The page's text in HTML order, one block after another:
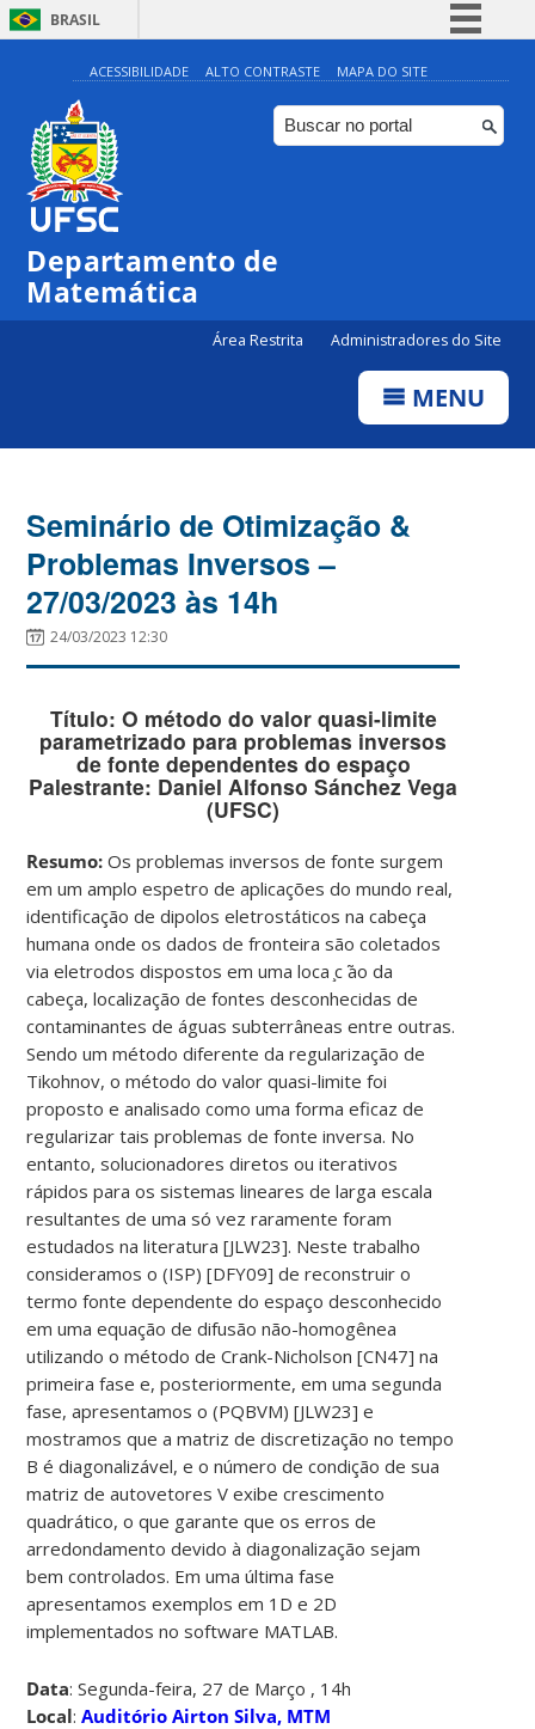
BRASIL
Simplifique!
Comunica BR
Participe
ACESSIBILIDADE ALTO CONTRASTE MAPA DO SITE
Departamento de
Matemática
Área Restrita Administradores do Site
MENU
Seminário de Otimização &
Problemas Inversos –
27/03/2023 às 14h
24/03/2023 12:30
Título: O método do valor quasi-limite
parametrizado para problemas inversos
de fonte dependentes do espaço
Palestrante: Daniel Alfonso Sánchez Vega
(UFSC)
Resumo:Os problemas inversos de fonte surgem
em um amplo espetro de aplicações do mundo real,
identificação de dipolos eletrostáticos na cabeça
humana onde os dados de fronteira são coletados
via eletrodos dispostos em uma loca ̧c ̃ao da
cabeça, localização de fontes desconhecidas de
contaminantes de águas subterrâneas entre outras.
Sendo um método diferente da regularização de
Tikohnov, o método do valor quasi-limite foi
proposto e analisado como uma forma eficaz de
regularizar tais problemas de fonte inversa. No
entanto, solucionadores diretos ou iterativos
rápidos para os sistemas lineares de larga escala
resultantes de uma só vez raramente foram
estudados na literatura [JLW23]. Neste trabalho
consideramos o (ISP) [DFY09] de reconstruir o
termo fonte dependente do espaço desconhecido
em uma equação de difusão não-homogênea
utilizando o método de Crank-Nicholson [CN47] na
primeira fase e, posteriormente, em uma segunda
fase, apresentamos o (PQBVM) [JLW23] e
mostramos que a matriz de discretização no tempo
B é diagonalizável, e o número de condição de sua
matriz de autovetores V exibe crescimento
quadrático, o que garante que os erros de
arredondamento devido à diagonalização sejam
bem controlados. Em uma última fase
apresentamos exemplos em 1D e 2D
implementados no software MATLAB.
Data: Segunda-feira, 27 de Março , 14h
Local:Auditório Airton Silva, MTM